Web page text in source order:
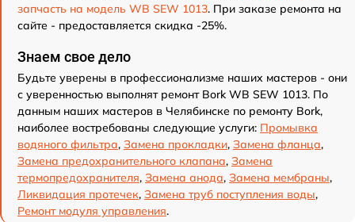
запчасть на модель WB SEW 1013. При заказе ремонта на
сайте - предоставляется скидка -25%.
Знаем свое дело
Будьте уверены в профессионализме наших мастеров - они
с уверенностью выполнят ремонт Bork WB SEW 1013. По
данным наших мастеров в Челябинске по ремонту Bork,
наиболее востребованы следующие услуги: Промывка
водяного фильтра, Замена прокладки, Замена фланца,
Замена предохранительного клапана, Замена
термопредохранителя, Замена анода, Замена мембраны,
Ликвидация протечек, Замена труб поступления воды,
Ремонт модуля управления.